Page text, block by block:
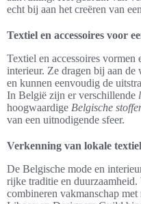
echt bij aan het creëren van
Textiel en accessoires voor
Textiel en accessoires
interieur. Ze dragen bij aan de
en kunnen eenvoudig de
In België zijn er verschillende
hoogwaardige Belgische
van een uitnodigende sfeer.
Verkenning van lokale
De Belgische mode en
rijke traditie en duurzaamheid.
combineren vakmanschap